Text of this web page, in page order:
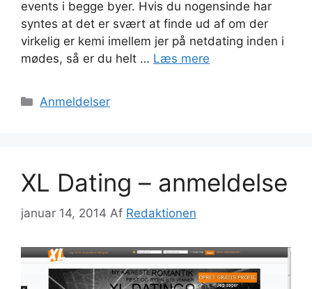
events i begge byer. Hvis du nogensinde har
syntes at det er svært at finde ud af om der
virkelig er kemi imellem jer på netdating inden i
mødes, så er du helt … Læs mere
Kategorier
Anmeldelser
XL Dating – anmeldelse
januar 14, 2014 Af Redaktionen